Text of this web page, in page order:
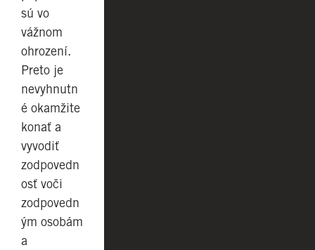
sú vo
vážnom
ohrození.
Preto je
nevyhnutn
é okamžite
konať a
vyvodiť
zodpovedn
osť voči
zodpovedn
ým osobám
a